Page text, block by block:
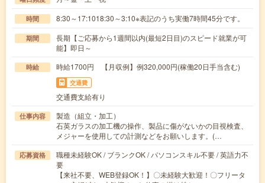
時間 8:30～17:1018:30～3:10※表記のうち実働7時間45分です。
期間
長期【ご応募から1週間以内(最短2日目)のスピード就業が可
能】即日～
時給 時給1700円 【月収例】例320,000円(稼働20日手当含む)
交通費
交通費支給有り
仕事内容
製造（組立・加工）
石英ガラスの加工機の操作、製品に傷がないかの目視検査、
メジャーを使用しての計測などをお願いします。(…
応募資格
職種未経験OK / ブランクOK / パソコンスキル不要 / 英語力不
要
【来社不要、WEB登録OK！】〇未経験大歓迎！〇フリータ